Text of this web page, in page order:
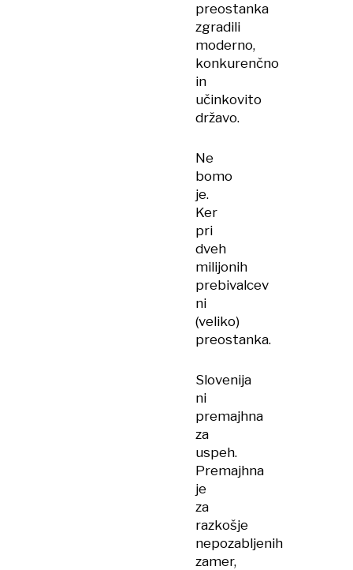
preostanka
zgradili
moderno,
konkurenčno
in
učinkovito
državo.
Ne
bomo
je.
Ker
pri
dveh
milijonih
prebivalcev
ni
(veliko)
preostanka.
Slovenija
ni
premajhna
za
uspeh.
Premajhna
je
za
razkošje
nepozabljenih
zamer,